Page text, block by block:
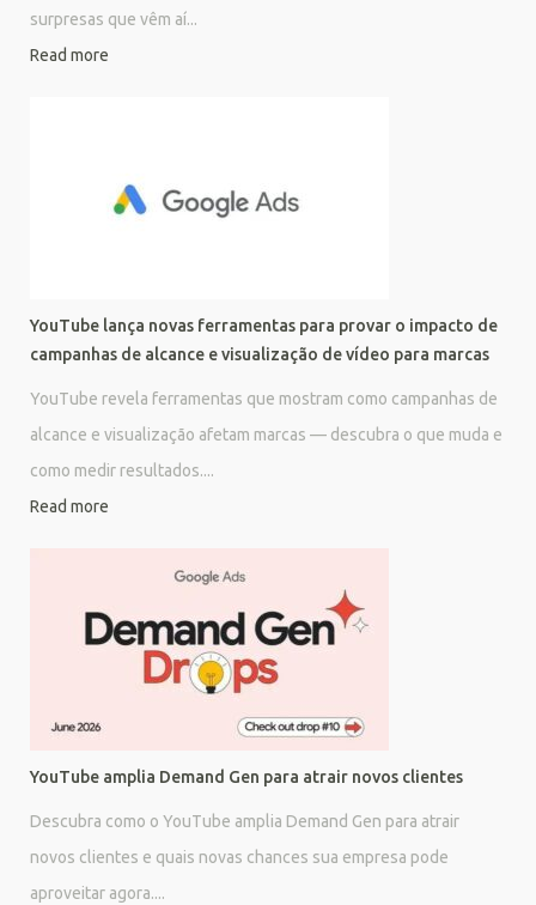
surpresas que vêm aí...
Read more
YouTube lança novas ferramentas para provar o impacto de
campanhas de alcance e visualização de vídeo para marcas
YouTube revela ferramentas que mostram como campanhas de
alcance e visualização afetam marcas — descubra o que muda e
como medir resultados....
Read more
YouTube amplia Demand Gen para atrair novos clientes
Descubra como o YouTube amplia Demand Gen para atrair
novos clientes e quais novas chances sua empresa pode
aproveitar agora....